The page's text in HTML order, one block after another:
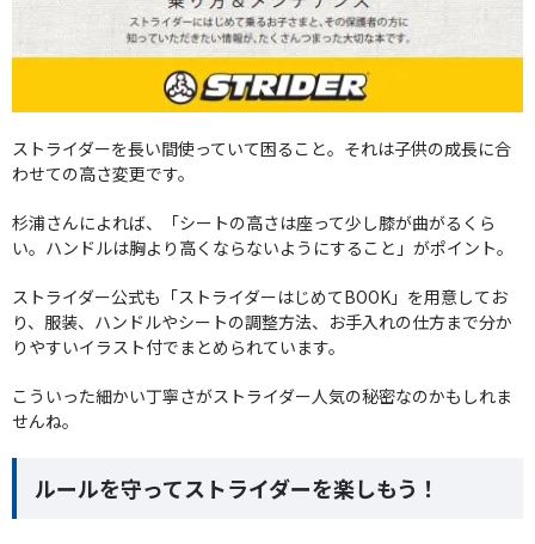
ストライダーを長い間使っていて困ること。それは子供の成長に合
わせての高さ変更です。
杉浦さんによれば、「シートの高さは座って少し膝が曲がるくら
い。ハンドルは胸より高くならないようにすること」がポイント。
ストライダー公式も「ストライダーはじめてBOOK」を用意してお
り、服装、ハンドルやシートの調整方法、お手入れの仕方まで分か
りやすいイラスト付でまとめられています。
こういった細かい丁寧さがストライダー人気の秘密なのかもしれま
せんね。
ルールを守ってストライダーを楽しもう！